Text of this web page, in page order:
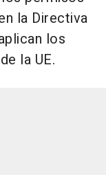
la Directiva
los
la UE.